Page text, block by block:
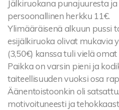
Jälkiruokana punajuuresta
persoonallinen herkku 11€.
Ylimääräisenä alkuun pussi
esijälkiruoka olivat mukavia
(3,50€) kanssa tuli vielä
Paikka on varsin pieni ja
taiteellisuuden vuoksi osa
Äänentoistoonkin oli
motivoituneesti ja